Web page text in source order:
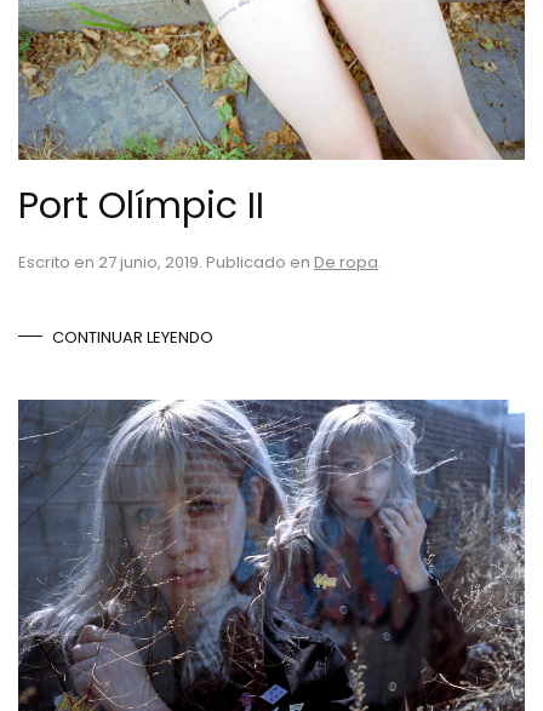
Port Olímpic II
Escrito en 27 junio, 2019. Publicado en De ropa.
CONTINUAR LEYENDO